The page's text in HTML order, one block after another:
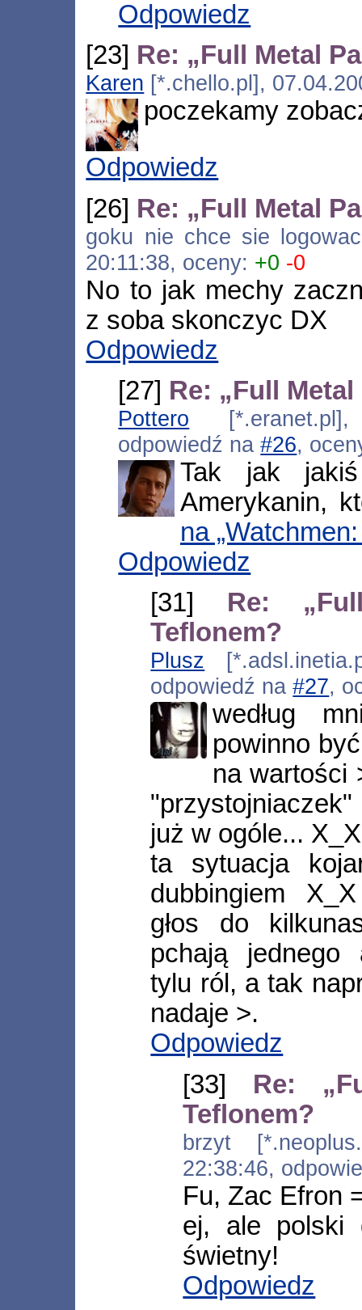
Odpowiedz
[23] Re: „Full Metal
Karen [*.chello.pl],
poczekamy
Odpowiedz
[26] Re: „Full Metal
goku nie chce sie
20:11:38, oceny: +0 -0
No to jak mechy
z soba skonczyc DX
Odpowiedz
[27] Re: „Full
Pottero [*.eranet.pl],
odpowiedź na#26,
Tak jak jakiś
Amerykanin,
na
Odpowiedz
[31] Re:
Teflonem?
Plusz
odpowiedź na#27,
według
powinno
na wartości
już w ogóle... X_X
ta sytuacja
dubbingiem
głos do
pchają jednego
tylu ról, a tak
nadaje >.
Odpowiedz
[33] Re:
Teflonem?
brzyt
22:38:46,
Fu, Zac Efron
ej, ale polski
świetny!
Odpowiedz